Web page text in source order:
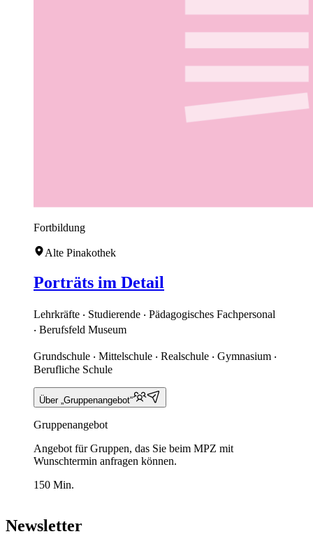
Fortbildung
Alte Pinakothek
Porträts im Detail
Lehrkräfte ‧ Studierende ‧ Pädagogisches Fachpersonal
‧ Berufsfeld Museum
Grundschule ‧ Mittelschule ‧ Realschule ‧ Gymnasium ‧
Berufliche Schule
Über „Gruppenangebot“
Gruppenangebot
Angebot für Gruppen, das Sie beim MPZ mit
Wunschtermin anfragen können.
150 Min.
Newsletter